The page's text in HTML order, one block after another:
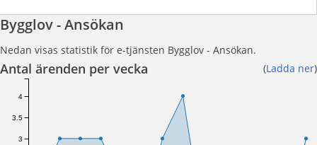
Bygglov - Ansökan
Nedan visas statistik för e-tjänsten Bygglov - Ansökan.
Antal ärenden per vecka (Ladda ner)
3
3.5
4